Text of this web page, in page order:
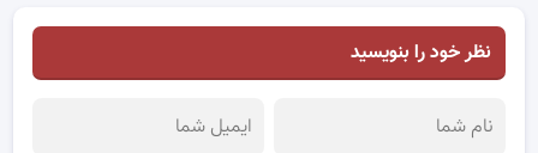
نظر خود را بنویسید